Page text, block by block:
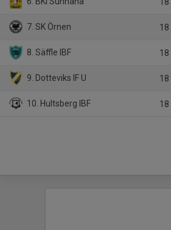
18
7. SK Örnen 18
8. Säffle IBF 18
9. Dotteviks IF U 18
10. Hultsberg IBF 18